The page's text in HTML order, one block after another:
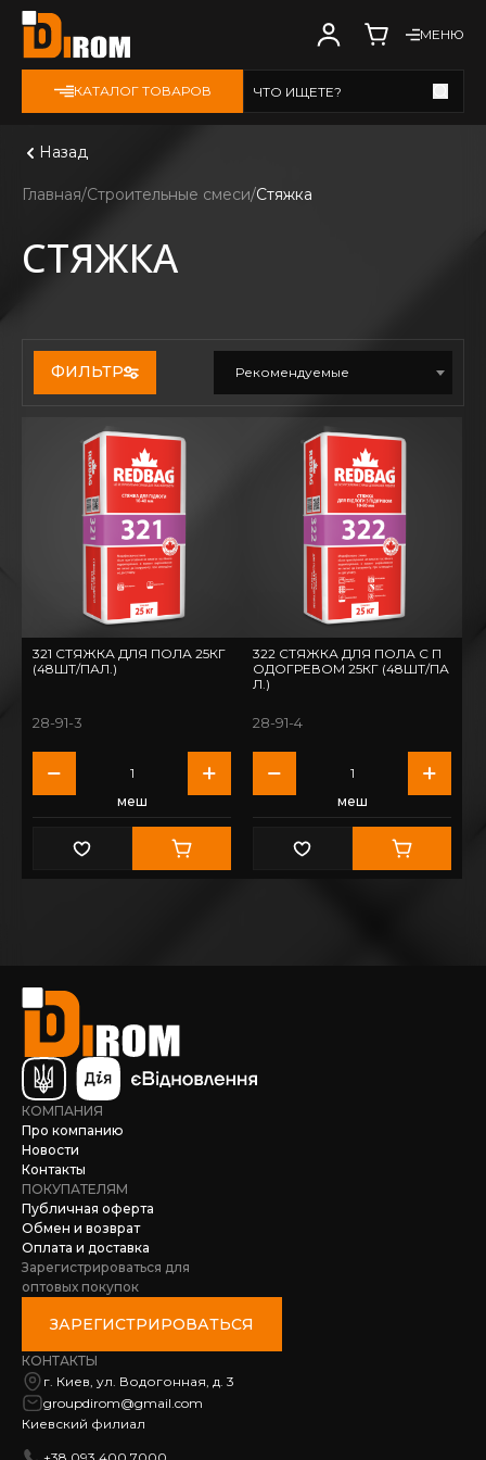
МЕНЮ
КАТАЛОГ ТОВАРОВ ЧТО ИЩЕТЕ?
Назад
Главная Строительные смеси Стяжка
СТЯЖКА
ФИЛЬТР Рекомендуемые
321 СТЯЖКА ДЛЯ ПОЛА 25КГ
(48ШТ/ПАЛ.)
28-91-3
меш
322 СТЯЖКА ДЛЯ ПОЛА С П
ОДОГРЕВОМ 25КГ (48ШТ/ПА
Л.)
28-91-4
меш
КОМПАНИЯ
Про компанию
Новости
Контакты
ПОКУПАТЕЛЯМ
Публичная оферта
Обмен и возврат
Оплата и доставка
Зарегистрироваться для
оптовых покупок
ЗАРЕГИСТРИРОВАТЬСЯ
КОНТАКТЫ
г. Киев, ул. Водогонная, д. 3
groupdirom@gmail.com
Киевский филиал